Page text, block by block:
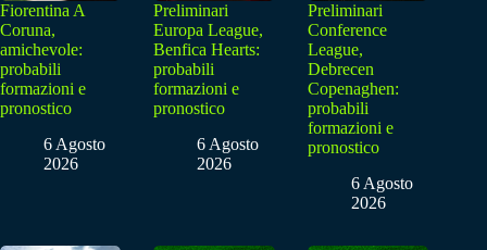
Fiorentina A
Coruna,
amichevole:
probabili
formazioni e
pronostico
6 Agosto
2026
Preliminari
Europa League,
Benfica Hearts:
probabili
formazioni e
pronostico
6 Agosto
2026
Preliminari
Conference
League,
Debrecen
Copenaghen:
probabili
formazioni e
pronostico
6 Agosto
2026